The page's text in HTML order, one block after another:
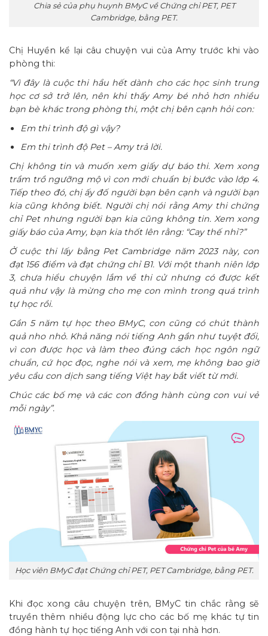
Chia sẻ của phụ huynh BMyC về Chứng chỉ PET, PET
Cambridge, bằng PET.
Chị Huyền kể lại câu chuyện vui của Amy trước khi vào
phòng thi:
“Vì đây là cuộc thi hầu hết dành cho các học sinh trung
học cơ sở trở lên, nên khi thấy Amy bé nhỏ hơn nhiều
bạn bè khác trong phòng thi, một chị bên cạnh hỏi con:
Em thi trình độ gì vậy?
Em thi trình độ Pet – Amy trả lời.
Chị không tin và muốn xem giấy dự báo thi. Xem xong
trầm trồ ngưỡng mộ vì con mới chuẩn bị bước vào lớp 4.
Tiếp theo đó, chị ấy đố người bạn bên cạnh và người bạn
kia cũng không biết. Người chị nói rằng Amy thi chứng
chỉ Pet nhưng người bạn kia cũng không tin. Xem xong
giấy báo của Amy, bạn kia thốt lên rằng: “Cay thế nhỉ?”
Ở cuộc thi lấy bằng Pet Cambridge năm 2023 này, con
đạt 156 điểm và đạt chứng chỉ B1. Với một thanh niên lớp
3, chưa hiểu chuyện lắm về thi cử nhưng có được kết
quả như vậy là mừng cho mẹ con mình trong quá trình
tự học rồi.
Gần 5 năm tự học theo BMyC, con cũng có chút thành
quả nho nhỏ. Khả năng nói tiếng Anh gần như tuyệt đối,
vì con được học và làm theo đúng cách học ngôn ngữ
chuẩn, cứ học đọc, nghe nói và xem, mẹ không bao giờ
yêu cầu con dịch sang tiếng Việt hay bắt viết từ mới.
Chúc các bố mẹ và các con đồng hành cùng con vui vẻ
mỗi ngày”.
Học viên BMyC đạt Chứng chỉ PET, PET Cambridge, bằng PET.
Khi đọc xong câu chuyện trên, BMyC tin chắc rằng sẽ
truyền thêm nhiều động lực cho các bố mẹ khác tự tin
đồng hành tự học tiếng Anh với con tại nhà hơn.